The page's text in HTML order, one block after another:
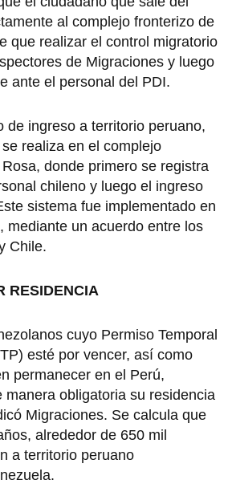
al complejo fronterizo de
que realizar el control migratorio
de Migraciones y luego
ante el personal del PDI.
de ingreso a territorio peruano,
realiza en el complejo
donde primero se registra
chileno y luego el ingreso
sistema fue implementado en
mediante un acuerdo entre los
Chile.
RESIDENCIA
cuyo Permiso Temporal
esté por vencer, así como
permanecer en el Perú,
manera obligatoria su residencia
Migraciones. Se calcula que
alrededor de 650 mil
a territorio peruano